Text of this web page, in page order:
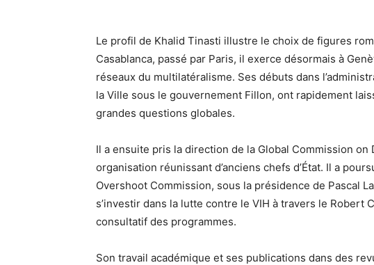
Le profil de Khalid Tinasti illustre le choix de figures
Casablanca, passé par Paris, il exerce désormais à
réseaux du multilatéralisme. Ses débuts dans
la Ville sous le gouvernement Fillon, ont rapidement
grandes questions globales.
Il a ensuite pris la direction de la Global Commission
organisation réunissant d’anciens chefs d’État. Il a
Overshoot Commission, sous la présidence de Pascal
s’investir dans la lutte contre le VIH à travers le Robert
consultatif des programmes.
Son travail académique et ses publications dans des